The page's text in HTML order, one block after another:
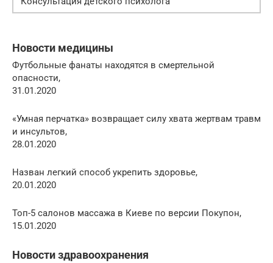
Новости медицины
Футбольные фанаты находятся в смертельной
опасности,
31.01.2020
«Умная перчатка» возвращает силу хвата жертвам травм
и инсультов,
28.01.2020
Назван легкий способ укрепить здоровье,
20.01.2020
Топ-5 салонов массажа в Киеве по версии Покупон,
15.01.2020
Новости здравоохранения